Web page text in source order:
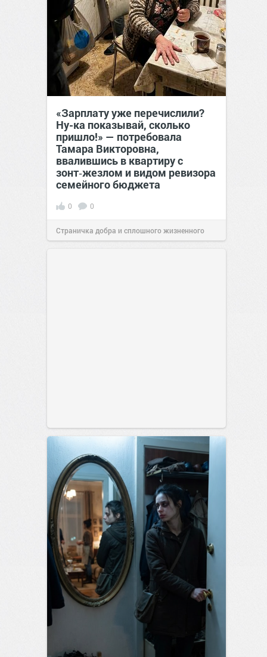
«Зарплату уже перечислили?
Ну-ка показывай, сколько
пришло!» — потребовала
Тамара Викторовна,
ввалившись в квартиру с
зонт‑жезлом и видом ревизора
семейного бюджета
0 0
Страничка добра и сплошного жизненного